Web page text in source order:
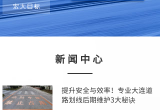
新闻中心
提升安全与效率！专业大连道
路划线后期维护3大秘诀